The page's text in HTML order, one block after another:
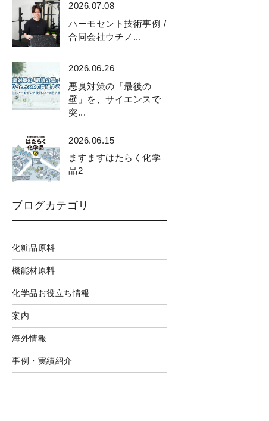
2026.07.08
ハーモセント技術事例 /
合同会社ウチノ...
2026.06.26
悪臭対策の「最後の
壁」を、サイエンスで
突...
2026.06.15
ますますはたらく化学
品2
ブログカテゴリ
化粧品原料
機能材原料
化学品お役立ち情報
案内
海外情報
事例・実績紹介